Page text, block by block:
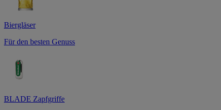
Biergläser
Für den besten Genuss
BLADE Zapfgriffe